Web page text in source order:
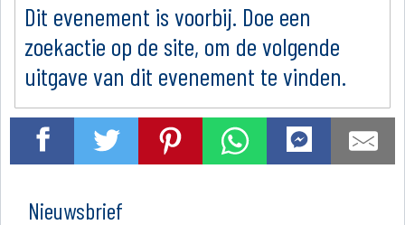
Dit evenement is voorbij. Doe een
zoekactie op de site, om de volgende
uitgave van dit evenement te vinden.
Nieuwsbrief